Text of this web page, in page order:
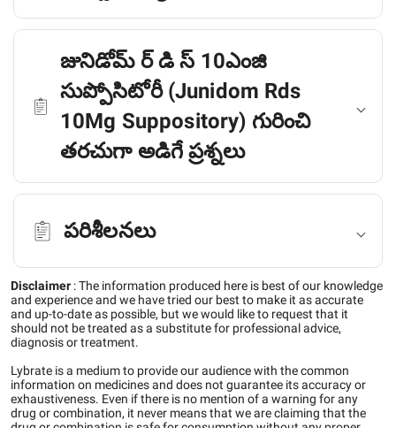
జునిడోమ్ ర్ డి స్ 10ఎంజి
సుప్పోసిటోరీ (Junidom Rds
10Mg Suppository) గురించి
తరచుగా అడిగే ప్రశ్నలు
పరిశీలనలు
Disclaimer :The information produced here is best of our knowledge
and experience and we have tried our best to make it as accurate
and up-to-date as possible, but we would like to request that it
should not be treated as a substitute for professional advice,
diagnosis or treatment.
Lybrate is a medium to provide our audience with the common
information on medicines and does not guarantee its accuracy or
exhaustiveness. Even if there is no mention of a warning for any
drug or combination, it never means that we are claiming that the